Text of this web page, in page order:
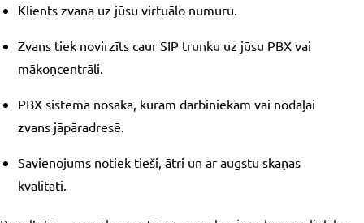
Klients zvana uz jūsu virtuālo numuru.
Zvans tiek novirzīts caur SIP trunku uz jūsu PBX vai
mākoņcentrāli.
PBX sistēma nosaka, kuram darbiniekam vai nodaļai
zvans jāpāradresē.
Savienojums notiek tieši, ātri un ar augstu skaņas
kvalitāti.